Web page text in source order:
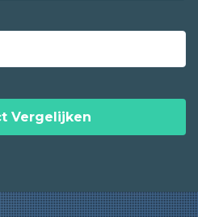
Vergelijken